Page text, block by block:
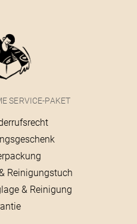
SERVICE-PAKET
Reinigungstuch
& Reinigung